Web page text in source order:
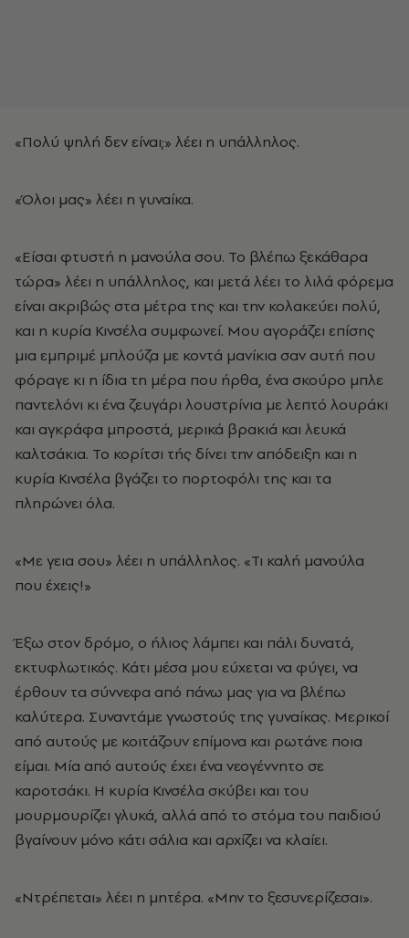
«Πολύ ψηλή δεν είναι;» λέει η υπάλληλος.
«Όλοι μας» λέει η γυναίκα.
«Είσαι φτυστή η μανούλα σου. Το βλέπω ξεκάθαρα
τώρα» λέει η υπάλληλος, και μετά λέει το λιλά φόρεμα
είναι ακριβώς στα μέτρα της και την κολακεύει πολύ,
και η κυρία Κινσέλα συμφωνεί. Μου αγοράζει επίσης
μια εμπριμέ μπλούζα με κοντά μανίκια σαν αυτή που
φόραγε κι η ίδια τη μέρα που ήρθα, ένα σκούρο μπλε
παντελόνι κι ένα ζευγάρι λουστρίνια με λεπτό λουράκι
και αγκράφα μπροστά, μερικά βρακιά και λευκά
καλτσάκια. Το κορίτσι τής δίνει την απόδειξη και η
κυρία Κινσέλα βγάζει το πορτοφόλι της και τα
πληρώνει όλα.
«Με γεια σου» λέει η υπάλληλος. «Τι καλή μανούλα
που έχεις!»
Έξω στον δρόμο, ο ήλιος λάμπει και πάλι δυνατά,
εκτυφλωτικός. Κάτι μέσα μου εύχεται να φύγει, να
έρθουν τα σύννεφα από πάνω μας για να βλέπω
καλύτερα. Συναντάμε γνωστούς της γυναίκας. Μερικοί
από αυτούς με κοιτάζουν επίμονα και ρωτάνε ποια
είμαι. Μία από αυτούς έχει ένα νεογέννητο σε
καροτσάκι. Η κυρία Κινσέλα σκύβει και του
μουρμουρίζει γλυκά, αλλά από το στόμα του παιδιού
βγαίνουν μόνο κάτι σάλια και αρχίζει να κλαίει.
«Ντρέπεται» λέει η μητέρα. «Μην το ξεσυνερίζεσαι».